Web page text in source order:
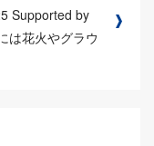
Supported by
は花火やグラウ